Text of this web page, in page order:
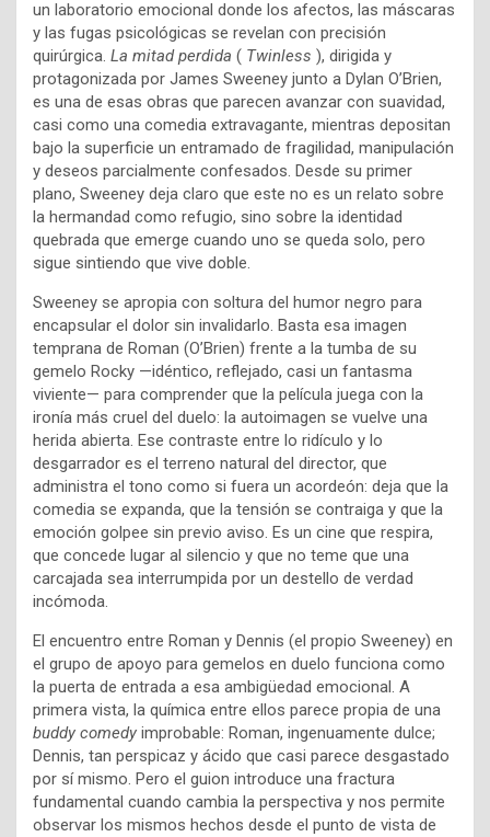
un laboratorio emocional donde los afectos, las máscaras
y las fugas psicológicas se revelan con precisión
quirúrgica. La mitad perdida ( Twinless ), dirigida y
protagonizada por James Sweeney junto a Dylan O’Brien,
es una de esas obras que parecen avanzar con suavidad,
casi como una comedia extravagante, mientras depositan
bajo la superficie un entramado de fragilidad, manipulación
y deseos parcialmente confesados. Desde su primer
plano, Sweeney deja claro que este no es un relato sobre
la hermandad como refugio, sino sobre la identidad
quebrada que emerge cuando uno se queda solo, pero
sigue sintiendo que vive doble.
Sweeney se apropia con soltura del humor negro para
encapsular el dolor sin invalidarlo. Basta esa imagen
temprana de Roman (O’Brien) frente a la tumba de su
gemelo Rocky —idéntico, reflejado, casi un fantasma
viviente— para comprender que la película juega con la
ironía más cruel del duelo: la autoimagen se vuelve una
herida abierta. Ese contraste entre lo ridículo y lo
desgarrador es el terreno natural del director, que
administra el tono como si fuera un acordeón: deja que la
comedia se expanda, que la tensión se contraiga y que la
emoción golpee sin previo aviso. Es un cine que respira,
que concede lugar al silencio y que no teme que una
carcajada sea interrumpida por un destello de verdad
incómoda.
El encuentro entre Roman y Dennis (el propio Sweeney) en
el grupo de apoyo para gemelos en duelo funciona como
la puerta de entrada a esa ambigüedad emocional. A
primera vista, la química entre ellos parece propia de una
buddy comedy improbable: Roman, ingenuamente dulce;
Dennis, tan perspicaz y ácido que casi parece desgastado
por sí mismo. Pero el guion introduce una fractura
fundamental cuando cambia la perspectiva y nos permite
observar los mismos hechos desde el punto de vista de